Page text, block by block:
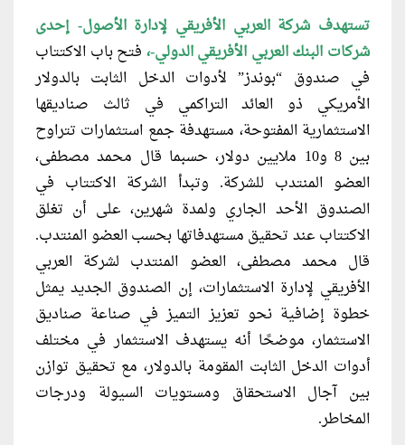
تستهدف شركة العربي الأفريقي لإدارة الأصول- إحدى
شركات البنك العربي الأفريقي الدولي-، فتح باب الاكتتاب
في صندوق “بوندز” لأدوات الدخل الثابت بالدولار
الأمريكي ذو العائد التراكمي في ثالث صناديقها
الاستثمارية المفتوحة، مستهدفة جمع استثمارات تتراوح
بين 8 و10 ملايين دولار، حسبما قال محمد مصطفى،
العضو المنتدب للشركة. وتبدأ الشركة الاكتتاب في
الصندوق الأحد الجاري ولمدة شهرين، على أن تغلق
الاكتتاب عند تحقيق مستهدفاتها بحسب العضو المنتدب.
قال محمد مصطفى، العضو المنتدب لشركة العربي
الأفريقي لإدارة الاستثمارات، إن الصندوق الجديد يمثل
خطوة إضافية نحو تعزيز التميز في صناعة صناديق
الاستثمار، موضحًا أنه يستهدف الاستثمار في مختلف
أدوات الدخل الثابت المقومة بالدولار، مع تحقيق توازن
بين آجال الاستحقاق ومستويات السيولة ودرجات
المخاطر.